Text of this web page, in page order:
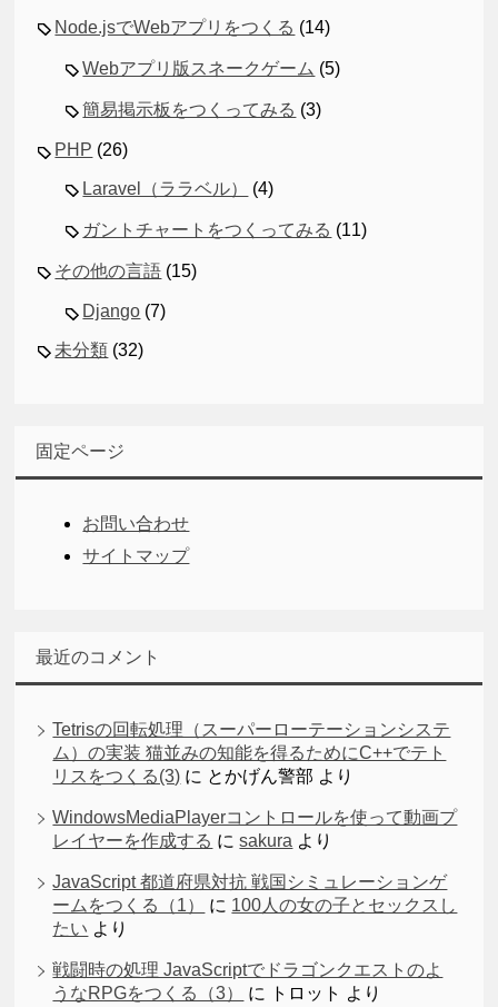
Node.jsでWebアプリをつくる (14)
Webアプリ版スネークゲーム (5)
簡易掲示板をつくってみる (3)
PHP (26)
Laravel（ララベル） (4)
ガントチャートをつくってみる (11)
その他の言語 (15)
Django (7)
未分類 (32)
固定ページ
お問い合わせ
サイトマップ
最近のコメント
Tetrisの回転処理（スーパーローテーションシステ
ム）の実装 猫並みの知能を得るためにC++でテト
リスをつくる(3) に とかげん警部 より
WindowsMediaPlayerコントロールを使って動画プ
レイヤーを作成する にsakura より
JavaScript 都道府県対抗 戦国シミュレーションゲ
ームをつくる（1）
に 100人の女の子とセックスし
たい より
戦闘時の処理 JavaScriptでドラゴンクエストのよ
うなRPGをつくる（3）
に トロット より